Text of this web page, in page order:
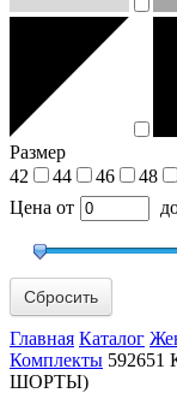
Размер
42
44 46 48
Цена от
Сбросить
Главная Каталог
Комплекты
ШОРТЫ)